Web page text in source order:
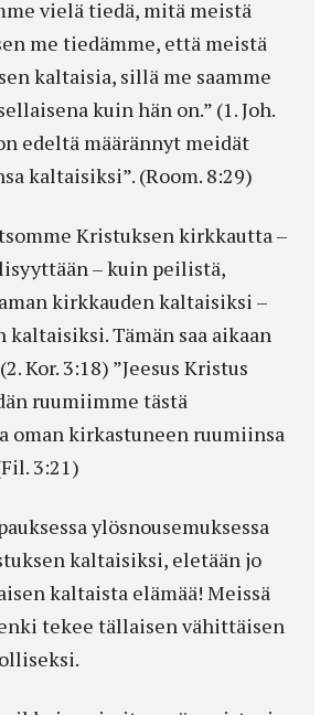
vielä tiedä, mitä meistä
me tiedämme, että meistä
kaltaisia, sillä me saamme
kuin hän on.” (1. Joh.
edeltä määrännyt meidät
kaltaisiksi”. (Room. 8:29)
Kristuksen kirkkautta –
– kuin peilistä,
kirkkauden kaltaisiksi –
kaltaisiksi. Tämän saa aikaan
Kor. 3:18) ”Jeesus Kristus
ruumiimme tästä
oman kirkastuneen ruumiinsa
3:21)
ylösnousemuksessa
kaltaisiksi, eletään jo
kaltaista elämää! Meissä
tekee tällaisen vähittäisen